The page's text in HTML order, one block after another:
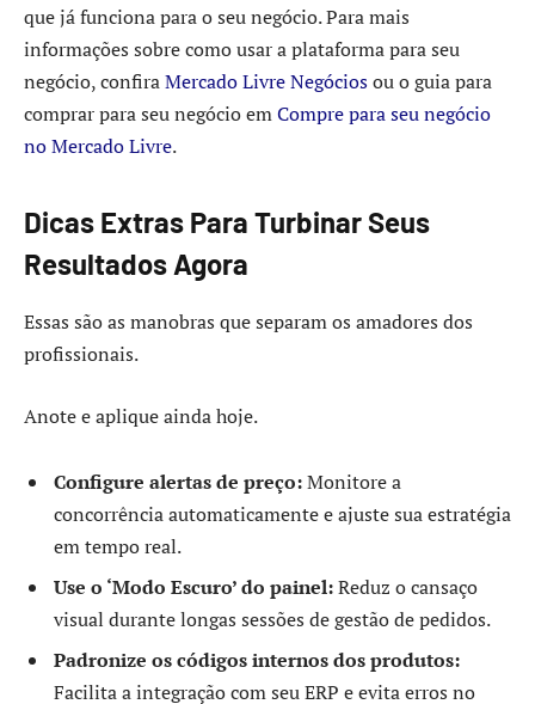
que já funciona para o seu negócio. Para mais
informações sobre como usar a plataforma para seu
negócio, confiraMercado Livre Negóciosou o guia para
comprar para seu negócio emCompre para seu negócio
no Mercado Livre.
Dicas Extras Para Turbinar Seus
Resultados Agora
Essas são as manobras que separam os amadores dos
profissionais.
Anote e aplique ainda hoje.
Configure alertas de preço:Monitore a
concorrência automaticamente e ajuste sua estratégia
em tempo real.
Use o ‘Modo Escuro’ do painel:Reduz o cansaço
visual durante longas sessões de gestão de pedidos.
Padronize os códigos internos dos produtos:
Facilita a integração com seu ERP e evita erros no